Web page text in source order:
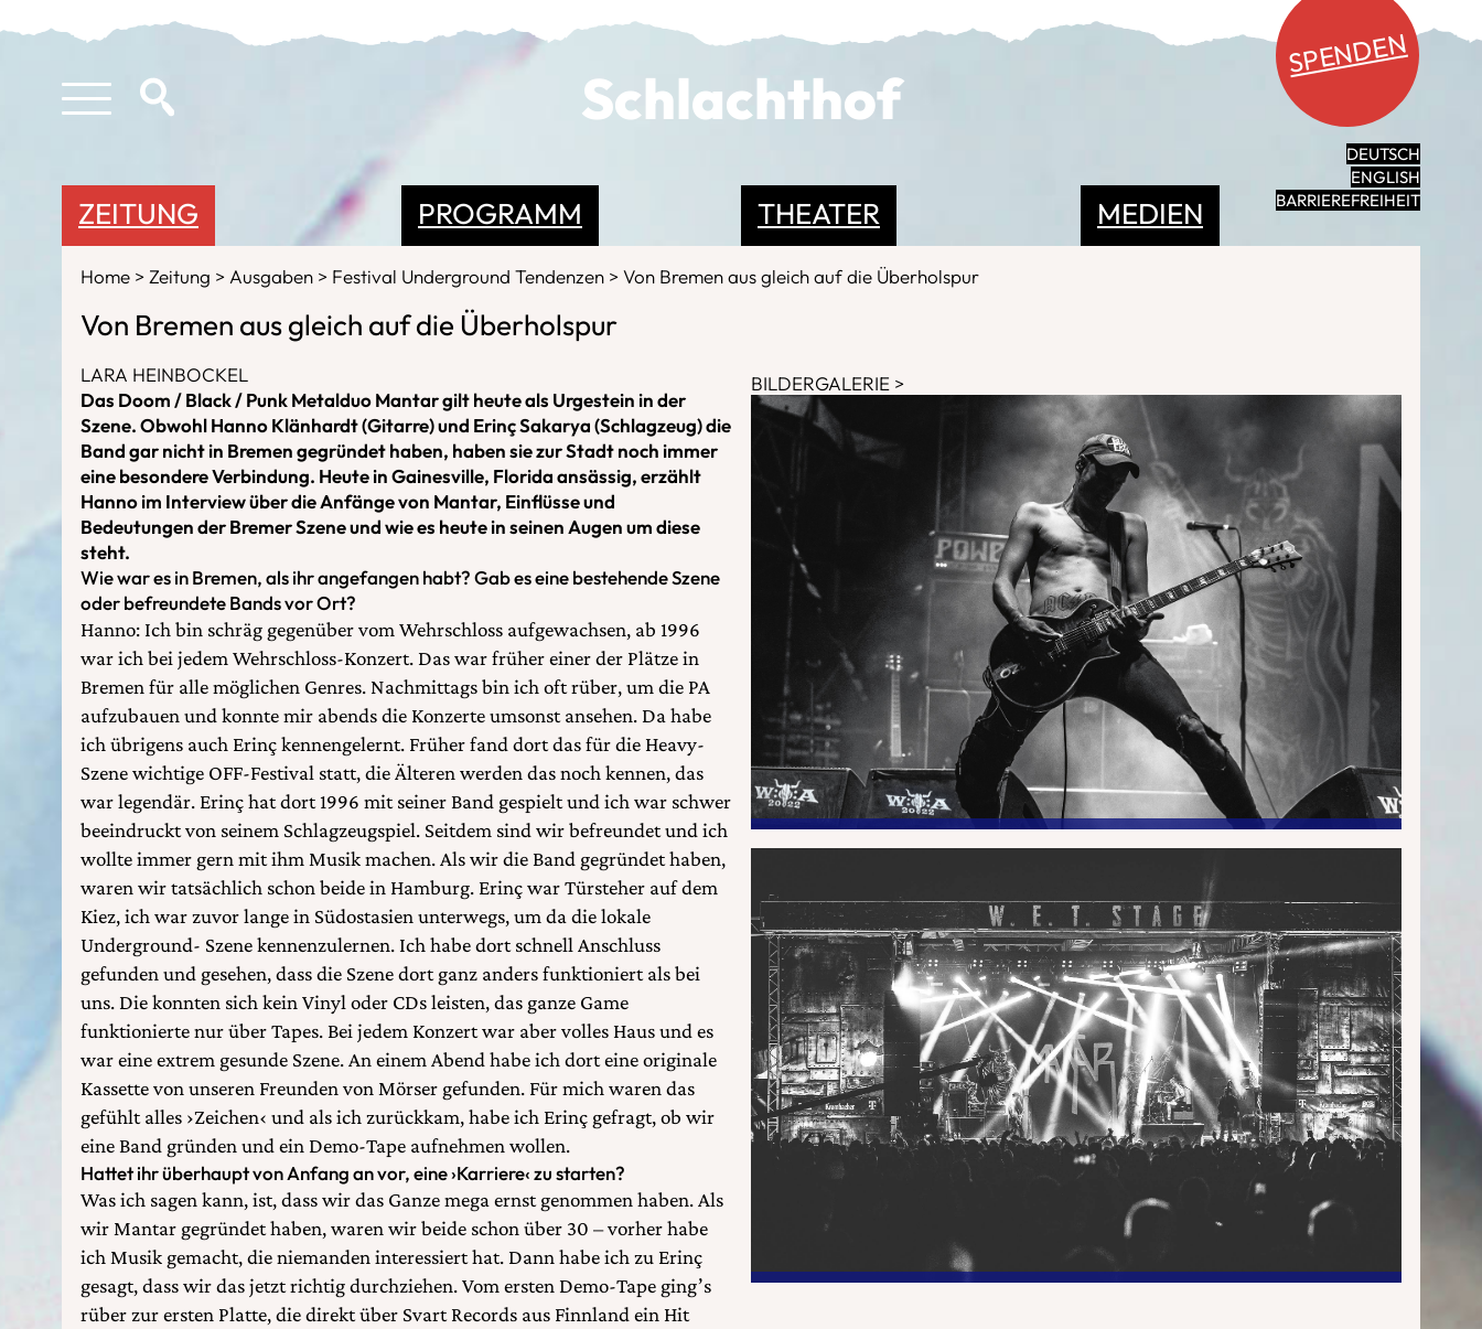
Schlachthof
SPENDEN
DEUTSCH
ENGLISH
BARRIEREFREIHEIT
PROGRAMM THEATER MEDIEN
ZEITUNG
Home Zeitung Ausgaben Festival Underground Tendenzen Von Bremen aus gleich auf die Überholspur
Von Bremen aus gleich auf die Überholspur
LARA HEINBOCKEL
Das Doom / Black / Punk Metalduo Mantar gilt heute als Urgestein in der
Szene. Obwohl Hanno Klänhardt (Gitarre) und Erinç Sakarya (Schlagzeug) die
Band gar nicht in Bremen gegründet haben, haben sie zur Stadt noch immer
eine besondere Verbindung. Heute in Gainesville, Florida ansässig, erzählt
Hanno im Interview über die Anfänge von Mantar, Einflüsse und
Bedeutungen der Bremer Szene und wie es heute in seinen Augen um diese
steht.
Wie war es in Bremen, als ihr angefangen habt? Gab es eine bestehende Szene
oder befreundete Bands vor Ort?
Hanno: Ich bin schräg gegenüber vom Wehrschloss aufgewachsen, ab 1996
war ich bei jedem Wehrschloss-Konzert. Das war früher einer der Plätze in
Bremen für alle möglichen Genres. Nachmittags bin ich oft rüber, um die PA
aufzubauen und konnte mir abends die Konzerte umsonst ansehen. Da habe
ich übrigens auch Erinç kennengelernt. Früher fand dort das für die Heavy-
Szene wichtige OFF-Festival statt, die Älteren werden das noch kennen, das
war legendär. Erinç hat dort 1996 mit seiner Band gespielt und ich war schwer
beeindruckt von seinem Schlagzeugspiel. Seitdem sind wir befreundet und ich
wollte immer gern mit ihm Musik machen. Als wir die Band gegründet haben,
waren wir tatsächlich schon beide in Hamburg. Erinç war Türsteher auf dem
Kiez, ich war zuvor lange in Südostasien unterwegs, um da die lokale
Underground- Szene kennenzulernen. Ich habe dort schnell Anschluss
gefunden und gesehen, dass die Szene dort ganz anders funktioniert als bei
uns. Die konnten sich kein Vinyl oder CDs leisten, das ganze Game
funktionierte nur über Tapes. Bei jedem Konzert war aber volles Haus und es
war eine extrem gesunde Szene. An einem Abend habe ich dort eine originale
Kassette von unseren Freunden von Mörser gefunden. Für mich waren das
gefühlt alles ›Zeichen‹ und als ich zurückkam, habe ich Erinç gefragt, ob wir
eine Band gründen und ein Demo-Tape aufnehmen wollen.
Hattet ihr überhaupt von Anfang an vor, eine ›Karriere‹ zu starten?
Was ich sagen kann, ist, dass wir das Ganze mega ernst genommen haben. Als
wir Mantar gegründet haben, waren wir beide schon über 30 – vorher habe
ich Musik gemacht, die niemanden interessiert hat. Dann habe ich zu Erinç
gesagt, dass wir das jetzt richtig durchziehen. Vom ersten Demo-Tape ging’s
rüber zur ersten Platte, die direkt über Svart Records aus Finnland ein Hit
BILDERGALERIE